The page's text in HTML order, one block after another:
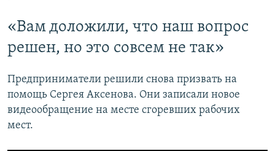
«Вам доложили, что наш вопрос
решен, но это совсем не так»
Предприниматели решили снова призвать на
помощь Сергея Аксенова. Они записали новое
видеообращение на месте сгоревших рабочих
мест.